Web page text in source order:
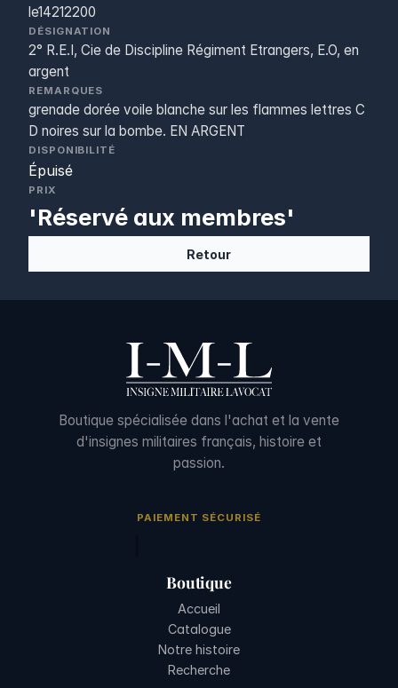
le14212200
DÉSIGNATION
2° R.E.I, Cie de Discipline Régiment Etrangers, E.O, en
argent
REMARQUES
grenade dorée voile blanche sur les flammes lettres C
D noires sur la bombe. EN ARGENT
DISPONIBILITÉ
Épuisé
PRIX
'Réservé aux membres'
Retour
Boutique spécialisée dans l'achat et la vente
d'insignes militaires français, histoire et
passion.
PAIEMENT SÉCURISÉ
Boutique
Accueil
Catalogue
Notre histoire
Recherche